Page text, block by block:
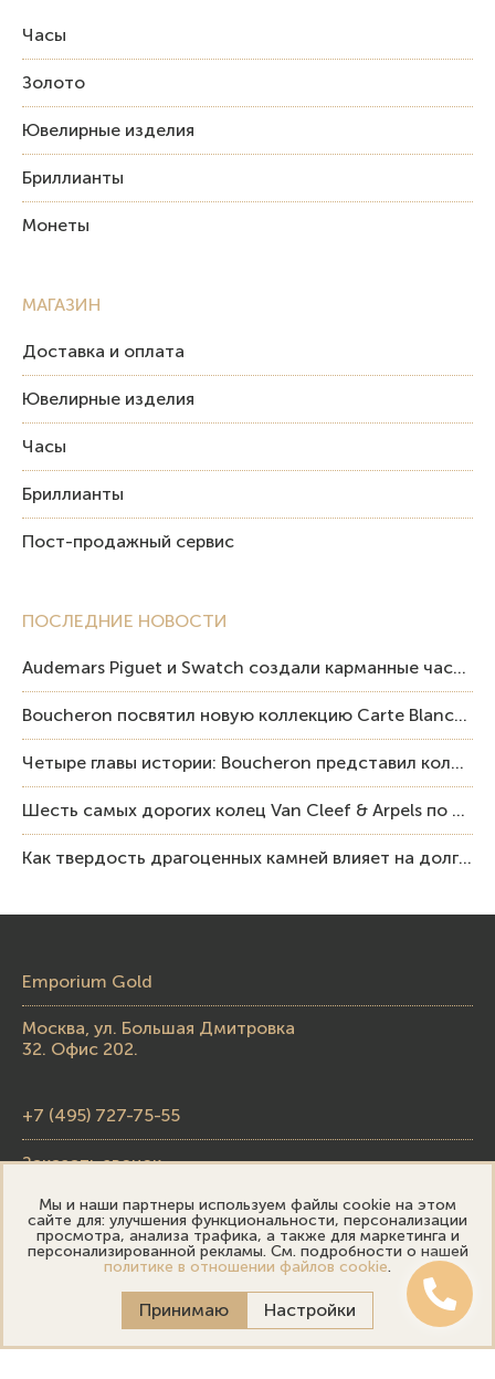
Часы
Золото
Ювелирные изделия
Бриллианты
Монеты
ПОСЛЕДНИЕ НОВОСТИ
Audemars Piguet и Swatch создали карманные часы в эстетике Royal Oak и Pop Art
Boucheron посвятил новую коллекцию Carte Blanche Human Being человеку и силе мастерства
Четыре главы истории: Boucheron представил коллекцию «Nom: Boucheron, Prénom: Frédéric»
Шесть самых дорогих колец Van Cleef & Arpels по итогам аукционов Sotheby’s
Как твердость драгоценных камней влияет на долговечность ювелирных изделий
МАГАЗИН
Доставка и оплата
Ювелирные изделия
Часы
Бриллианты
Пост-продажный сервис
Emporium Gold
Москва, ул. Большая Дмитровка
32. Офис 202.
+7 (495) 727-75-55
Заказать звонок
skupka@emporiumgold.com
sale@emporiumgold.com
Режим работы:
Пн-Пт: 10:00–20:00
Мы и наши партнеры используем файлы cookie на этом
сайте для: улучшения функциональности, персонализации
просмотра, анализа трафика, а также для маркетинга и
персонализированной рекламы. См. подробности о нашей
политике в отношении файлов cookie.
Принимаю Настройки